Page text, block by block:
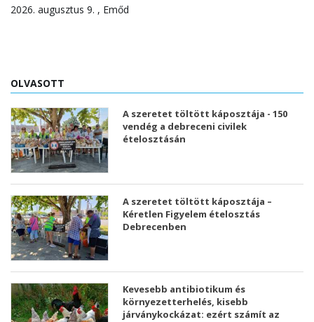
2026. augusztus 9. , Emőd
OLVASOTT
A szeretet töltött káposztája - 150
vendég a debreceni civilek
ételosztásán
A szeretet töltött káposztája –
Kéretlen Figyelem ételosztás
Debrecenben
Kevesebb antibiotikum és
környezetterhelés, kisebb
járványkockázat: ezért számít az